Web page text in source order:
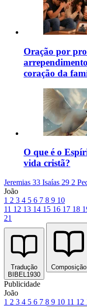
Oração por
coração da
O que é o
vida cristã?
Jeremias 33 Isaías 29 2
João
1 2 3 4 5 6 7 8 9 10
11 12 13 14 15 16 17 18
21
Tradução
BIBEL1930
Composição
Publicidade
João
1 2 3 4 5 6 7 8 9 10 11 12